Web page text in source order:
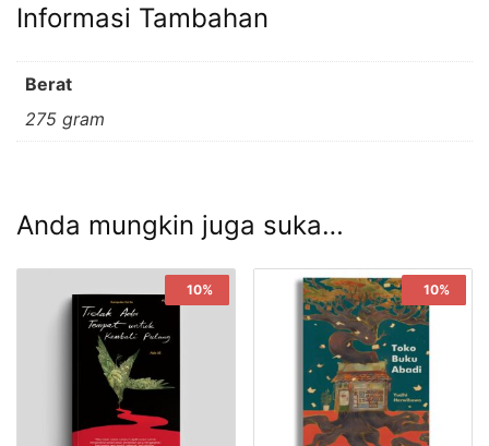
Informasi Tambahan
Berat
275 gram
Anda mungkin juga suka…
Sale!
10% Sale!
10%